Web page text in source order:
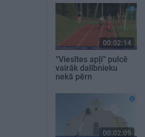
00:02:14
“Viesītes apļi” pulcē
vairāk dalībnieku
nekā pērn
00:02:09